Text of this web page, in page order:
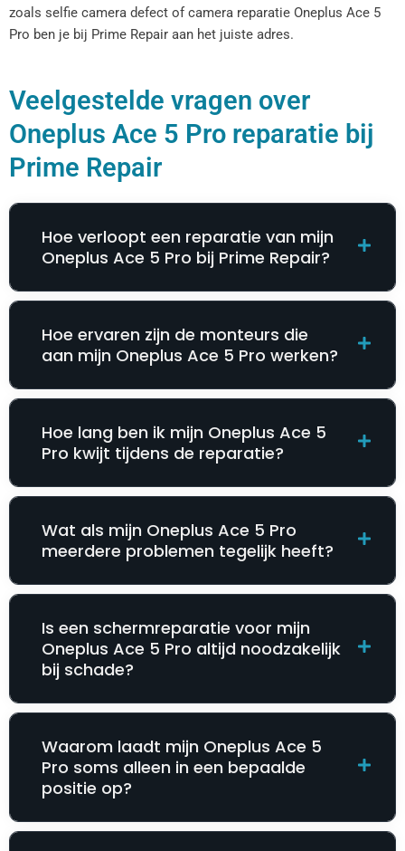
zoals selfie camera defect of camera reparatie Oneplus Ace 5
Pro ben je bij Prime Repair aan het juiste adres.
Veelgestelde vragen over
Oneplus Ace 5 Pro reparatie bij
Prime Repair
Hoe verloopt een reparatie van mijn
Oneplus Ace 5 Pro bij Prime Repair?
Hoe ervaren zijn de monteurs die
aan mijn Oneplus Ace 5 Pro werken?
Hoe lang ben ik mijn Oneplus Ace 5
Pro kwijt tijdens de reparatie?
Wat als mijn Oneplus Ace 5 Pro
meerdere problemen tegelijk heeft?
Is een schermreparatie voor mijn
Oneplus Ace 5 Pro altijd noodzakelijk
bij schade?
Waarom laadt mijn Oneplus Ace 5
Pro soms alleen in een bepaalde
positie op?